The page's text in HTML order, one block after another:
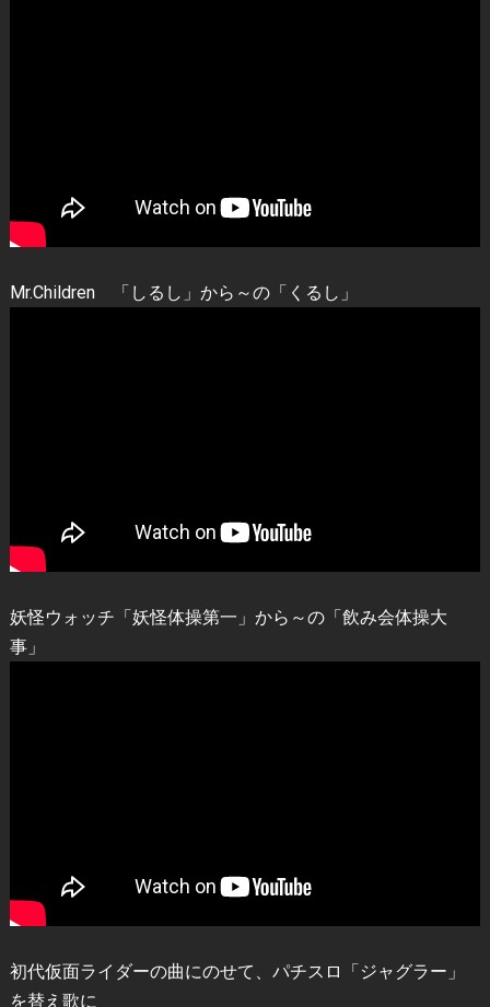
Mr.Children 「しるし」から～の「くるし」
妖怪ウォッチ「妖怪体操第一」から～の「飲み会体操大
事」
初代仮面ライダーの曲にのせて、パチスロ「ジャグラー」
を替え歌に